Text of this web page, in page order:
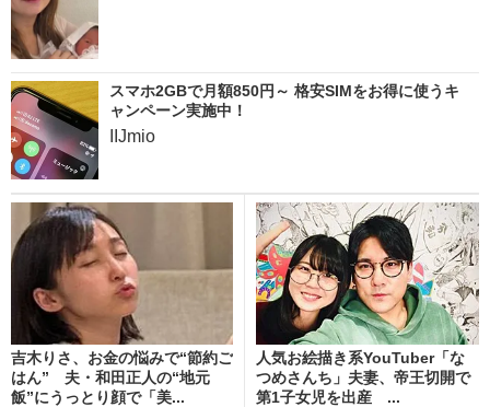
スマホ2GBで月額850円～ 格安SIMをお得に使うキ
ャンペーン実施中！
IIJmio
吉木りさ、お金の悩みで“節約ご
はん” 夫・和田正人の“地元
飯”にうっとり顔で「美...
人気お絵描き系YouTuber「な
つめさんち」夫妻、帝王切開で
第1子女児を出産 ...